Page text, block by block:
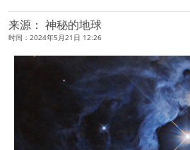
来源： 神秘的地球
时间：2024年5月21日 12:26